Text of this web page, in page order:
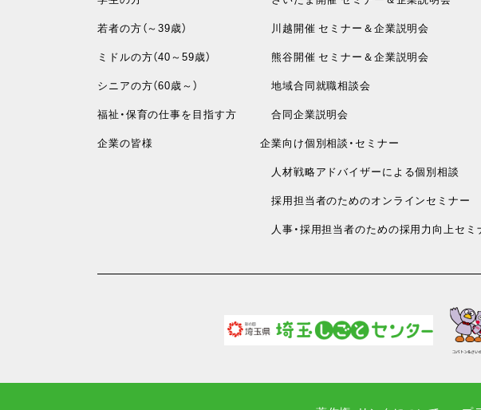
若者の方（～39歳）
ミドルの方（40～59歳）
シニアの方（60歳～）
福祉・保育の仕事を目指す方
企業の皆様
川越開催 セミナー＆企業説明会
熊谷開催 セミナー＆企業説明会
地域合同就職相談会
合同企業説明会
企業向け個別相談・セミナー
人材戦略アドバイザーによる個別相談
採用担当者のためのオンラインセミナー
人事・採用担当者のための採用力向上セミ